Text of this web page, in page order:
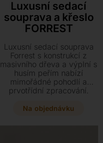
Luxusní sedací
souprava a křeslo
FORREST
Luxusní sedací souprava
Forrest s konstrukcí z
masivního dřeva a výplní s
husím peřím nabízí
mimořádné pohodlí a
prvotřídní zpracování.
a vyberte si z bohaté
Na objednávku